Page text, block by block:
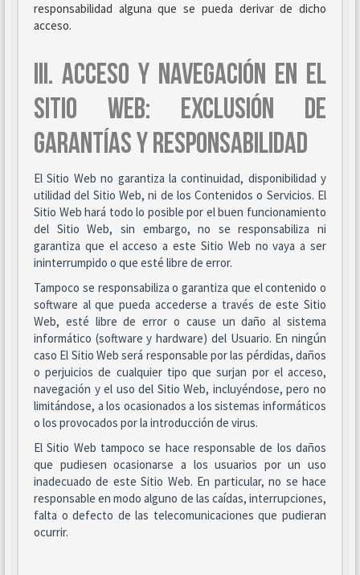
responsabilidad alguna que se pueda derivar de dicho
acceso.
III. ACCESO Y NAVEGACIÓN EN EL
SITIO WEB: EXCLUSIÓN DE
GARANTÍAS Y RESPONSABILIDAD
El Sitio Web no garantiza la continuidad, disponibilidad y
utilidad del Sitio Web, ni de los Contenidos o Servicios. El
Sitio Web hará todo lo posible por el buen funcionamiento
del Sitio Web, sin embargo, no se responsabiliza ni
garantiza que el acceso a este Sitio Web no vaya a ser
ininterrumpido o que esté libre de error.
Tampoco se responsabiliza o garantiza que el contenido o
software al que pueda accederse a través de este Sitio
Web, esté libre de error o cause un daño al sistema
informático (software y hardware) del Usuario. En ningún
caso El Sitio Web será responsable por las pérdidas, daños
o perjuicios de cualquier tipo que surjan por el acceso,
navegación y el uso del Sitio Web, incluyéndose, pero no
limitándose, a los ocasionados a los sistemas informáticos
o los provocados por la introducción de virus.
El Sitio Web tampoco se hace responsable de los daños
que pudiesen ocasionarse a los usuarios por un uso
inadecuado de este Sitio Web. En particular, no se hace
responsable en modo alguno de las caídas, interrupciones,
falta o defecto de las telecomunicaciones que pudieran
ocurrir.